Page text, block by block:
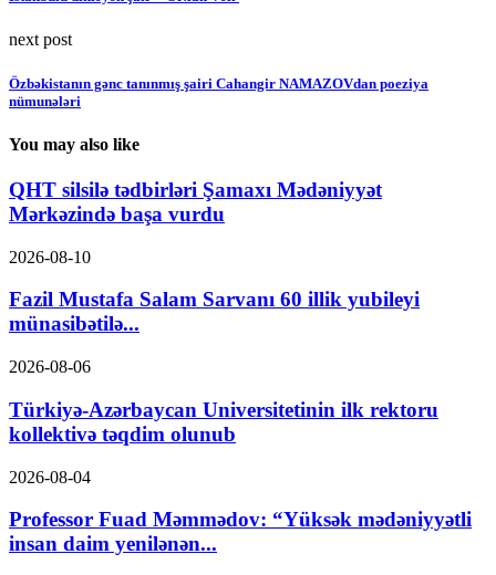
next post
Özbəkistanın gənc tanınmış şairi Cahangir NAMAZOVdan poeziya
nümunələri
You may also like
QHT silsilə tədbirləri Şamaxı Mədəniyyət
Mərkəzində başa vurdu
2026-08-10
Fazil Mustafa Salam Sarvanı 60 illik yubileyi
münasibətilə...
2026-08-06
Türkiyə-Azərbaycan Universitetinin ilk rektoru
kollektivə təqdim olunub
2026-08-04
Professor Fuad Məmmədov: “Yüksək mədəniyyətli
insan daim yenilənən...